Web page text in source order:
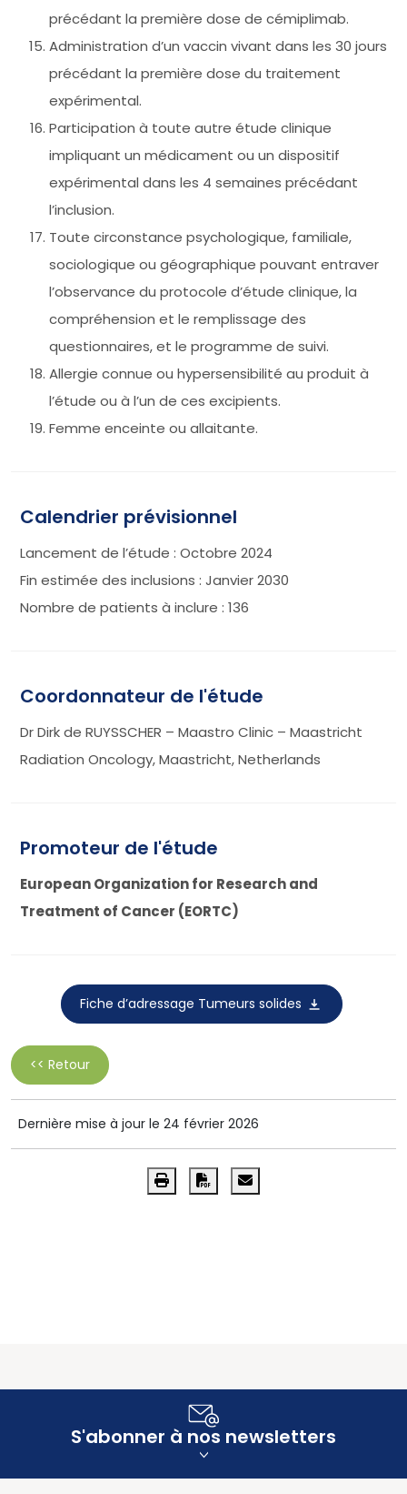
précédant la première dose de cémiplimab.
Administration d’un vaccin vivant dans les 30 jours
précédant la première dose du traitement
expérimental.
Participation à toute autre étude clinique
impliquant un médicament ou un dispositif
expérimental dans les 4 semaines précédant
l’inclusion.
Toute circonstance psychologique, familiale,
sociologique ou géographique pouvant entraver
l’observance du protocole d’étude clinique, la
compréhension et le remplissage des
questionnaires, et le programme de suivi.
Allergie connue ou hypersensibilité au produit à
l’étude ou à l’un de ces excipients.
Femme enceinte ou allaitante.
Calendrier prévisionnel
Lancement de l’étude : Octobre 2024
Fin estimée des inclusions : Janvier 2030
Nombre de patients à inclure : 136
Coordonnateur de l'étude
Dr Dirk de RUYSSCHER – Maastro Clinic – Maastricht
Radiation Oncology, Maastricht, Netherlands
Promoteur de l'étude
European Organization for Research and
Treatment of Cancer (EORTC)
Fiche d’adressage Tumeurs solides
<< Retour
Dernière mise à jour le 24 février 2026
S'abonner à nos newsletters